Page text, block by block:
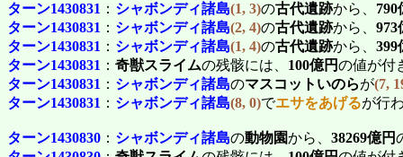
ターン1430831 ： シャボンディ諸島(1, 3)の古代遺跡から、 790
ターン1430831 ： シャボンディ諸島(2, 4)の古代遺跡から、 973
ターン1430831 ： シャボンディ諸島(1, 4)の古代遺跡から、 399
ターン1430831 ： 奇獣スライムの残骸には、 100億円の値が付
ターン1430831 ： シャボンディ諸島のマスコットいのらが(7,
ターン1430831 ： シャボンディ諸島(8, 0)でエサをあげるが行
ターン1430830 ： シャボンディ諸島の動物園から、 38269億円